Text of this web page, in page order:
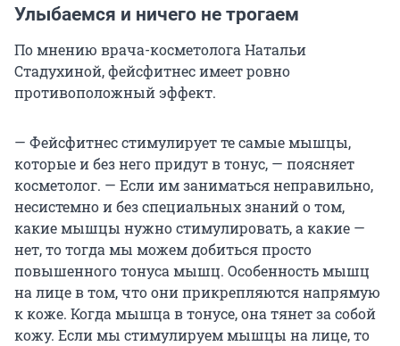
Улыбаемся и ничего не трогаем
По мнению врача-косметолога Натальи
Стадухиной, фейсфитнес имеет ровно
противоположный эффект.
— Фейсфитнес стимулирует те самые мышцы,
которые и без него придут в тонус, — поясняет
косметолог. — Если им заниматься неправильно,
несистемно и без специальных знаний о том,
какие мышцы нужно стимулировать, а какие —
нет, то тогда мы можем добиться просто
повышенного тонуса мышц. Особенность мышц
на лице в том, что они прикрепляются напрямую
к коже. Когда мышца в тонусе, она тянет за собой
кожу. Если мы стимулируем мышцы на лице, то